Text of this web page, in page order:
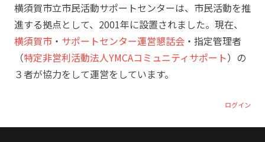
横須賀市立市民活動サポートセンターは、市民活動を推
進する拠点として、2001年に設置されました。現在、
横須賀市 ・ サポートセンター運営懇話会 ・指定管理者
（特定非営利活動法人YMCAコミュニティサポート）の
３者が協力をして運営をしています。
ログイン